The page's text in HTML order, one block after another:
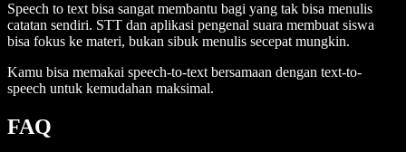
Speech to text bisa sangat membantu bagi yang tak bisa menulis
catatan sendiri. STT dan aplikasi pengenal suara membuat siswa
bisa fokus ke materi, bukan sibuk menulis secepat mungkin.
Kamu bisa memakai speech-to-text bersamaan dengan text-to-
speech untuk kemudahan maksimal.
FAQ